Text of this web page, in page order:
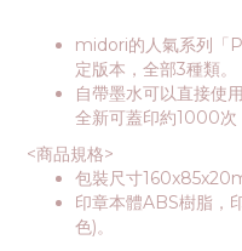
midori的人氣系列「
定版本，全部3種類。
自帶墨水可以直接使
全新可蓋印約1000次
<商品規格>
包裝尺寸
印章本體ABS樹脂，
色)。